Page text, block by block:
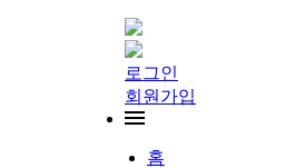
로그인
회원가입
홈